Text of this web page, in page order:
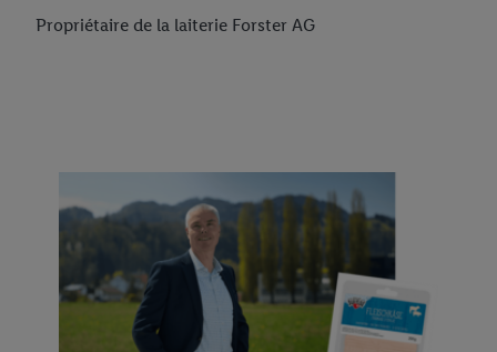
Propriétaire de la laiterie Forster AG